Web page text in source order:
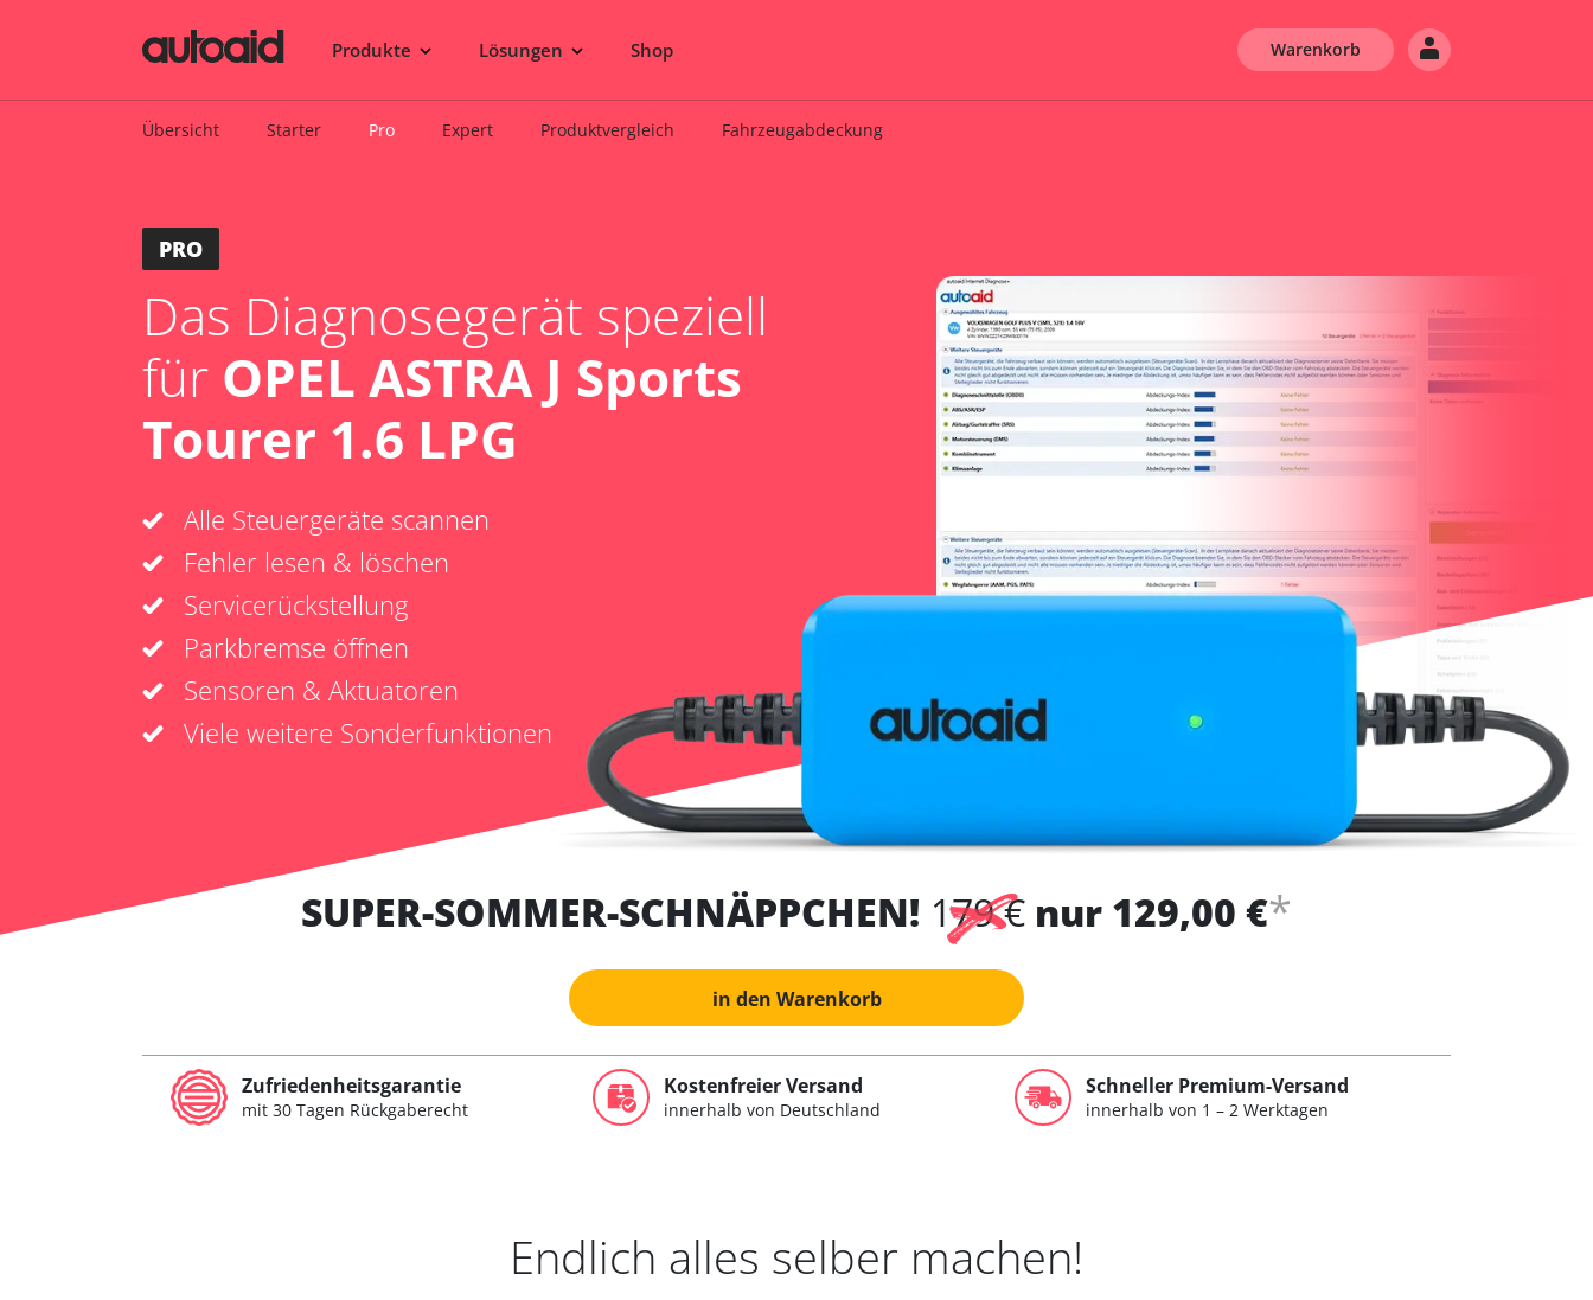
Produkte Lösungen Shop Warenkorb
Übersicht Starter Pro Expert Produktvergleich Fahrzeugabdeckung
PRO
Das Diagnosegerät speziell
für OPEL ASTRA J Sports
Tourer 1.6 LPG
Alle Steuergeräte scannen
Fehler lesen & löschen
Servicerückstellung
Parkbremse öffnen
Sensoren & Aktuatoren
Viele weitere Sonderfunktionen
SUPER-SOMMER-SCHNÄPPCHEN! 179 € nur 129,00 €*
in den Warenkorb
Zufriedenheitsgarantie
mit 30 Tagen Rückgaberecht
Kostenfreier Versand
innerhalb von Deutschland
Schneller Premium-Versand
innerhalb von 1 – 2 Werktagen
Endlich alles selber machen!